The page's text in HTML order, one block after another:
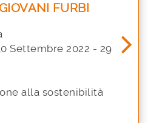
FURBI
Settembre 2022 - 29
alla sostenibilità